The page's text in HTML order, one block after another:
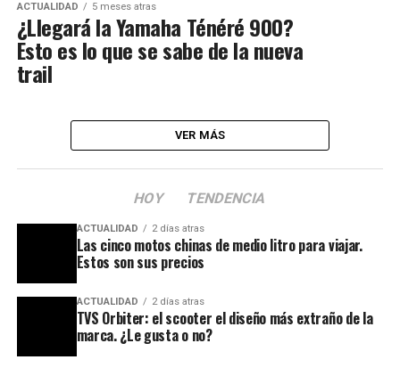
ACTUALIDAD 5 meses atras
¿Llegará la Yamaha Ténéré 900?
Esto es lo que se sabe de la nueva
trail
VER MÁS
HOY TENDENCIA
ACTUALIDAD 2 días atras
Las cinco motos chinas de medio litro para viajar.
Estos son sus precios
ACTUALIDAD 2 días atras
TVS Orbiter: el scooter el diseño más extraño de la
marca. ¿Le gusta o no?